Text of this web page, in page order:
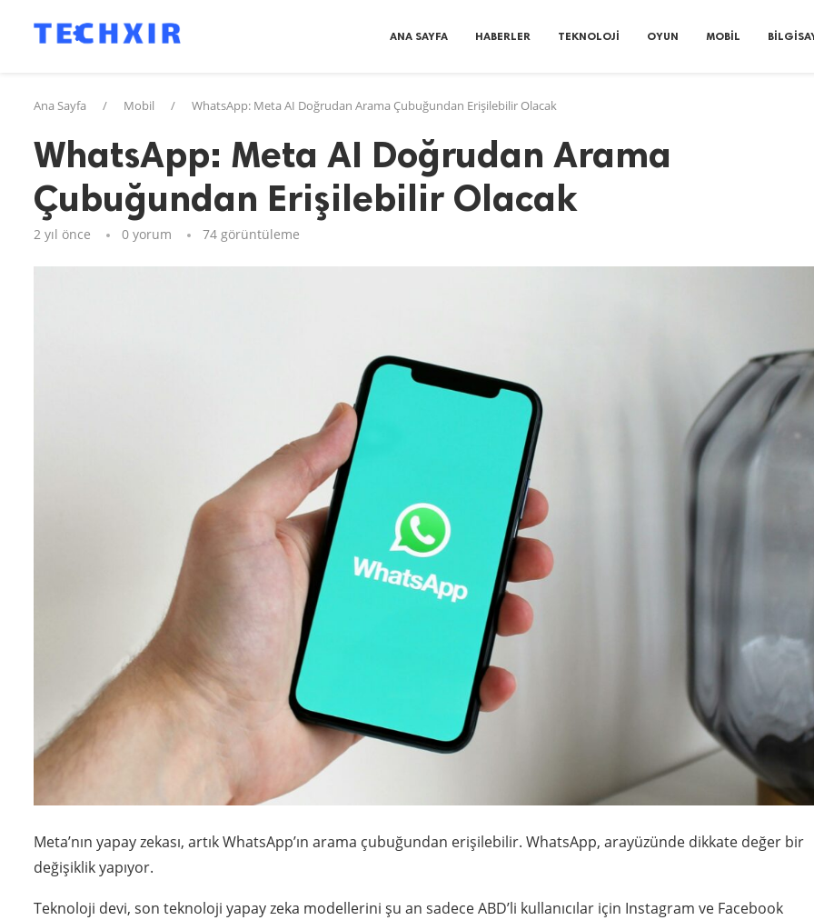
ANA SAYFA HABERLER TEKNOLOJI OYUN MOBIL
Ana Sayfa / Mobil / WhatsApp: Meta AI Doğrudan Arama Çubuğundan Erişilebilir Olacak
WhatsApp: Meta AI Doğrudan Arama
Çubuğundan Erişilebilir Olacak
2 yıl önce 0 yorum 74 görüntüleme
Meta’nın yapay zekası, artık WhatsApp’ın arama çubuğundan erişilebilir. WhatsApp, arayüzünde dikkate değer bir
değişiklik yapıyor.
Teknoloji devi, son teknoloji yapay zeka modellerini şu an sadece ABD’li kullanıcılar için Instagram ve Facebook